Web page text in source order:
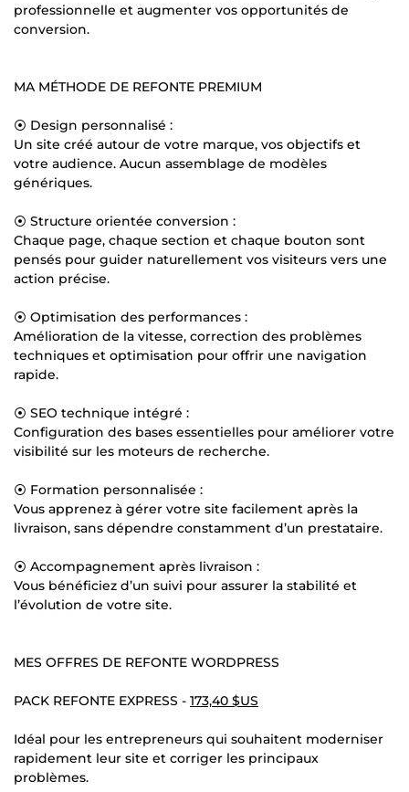
professionnelle et augmenter vos opportunités de
conversion.
MA MÉTHODE DE REFONTE PREMIUM
⦿ Design personnalisé :
Un site créé autour de votre marque, vos objectifs et
votre audience. Aucun assemblage de modèles
génériques.
⦿ Structure orientée conversion :
Chaque page, chaque section et chaque bouton sont
pensés pour guider naturellement vos visiteurs vers une
action précise.
⦿ Optimisation des performances :
Amélioration de la vitesse, correction des problèmes
techniques et optimisation pour offrir une navigation
rapide.
⦿ SEO technique intégré :
Configuration des bases essentielles pour améliorer votre
visibilité sur les moteurs de recherche.
⦿ Formation personnalisée :
Vous apprenez à gérer votre site facilement après la
livraison, sans dépendre constamment d’un prestataire.
⦿ Accompagnement après livraison :
Vous bénéficiez d’un suivi pour assurer la stabilité et
l’évolution de votre site.
MES OFFRES DE REFONTE WORDPRESS
PACK REFONTE EXPRESS - 173,40 $US
Idéal pour les entrepreneurs qui souhaitent moderniser
rapidement leur site et corriger les principaux
problèmes.